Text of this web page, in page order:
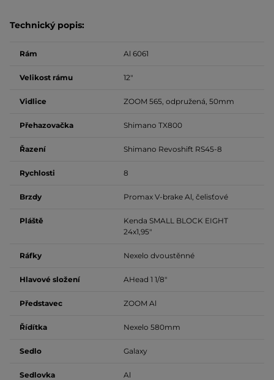
Technický popis:
Rám Al 6061
Velikost rámu 12"
Vidlice ZOOM 565, odpružená, 50mm
Přehazovačka Shimano TX800
Řazení Shimano Revoshift RS45-8
Rychlosti 8
Brzdy Promax V-brake Al, čelisťové
Pláště
Kenda SMALL BLOCK EIGHT
24x1,95"
Ráfky Nexelo dvoustěnné
Hlavové složení AHead 1 1/8"
Představec ZOOM Al
Řídítka Nexelo 580mm
Sedlo Galaxy
Sedlovka Al